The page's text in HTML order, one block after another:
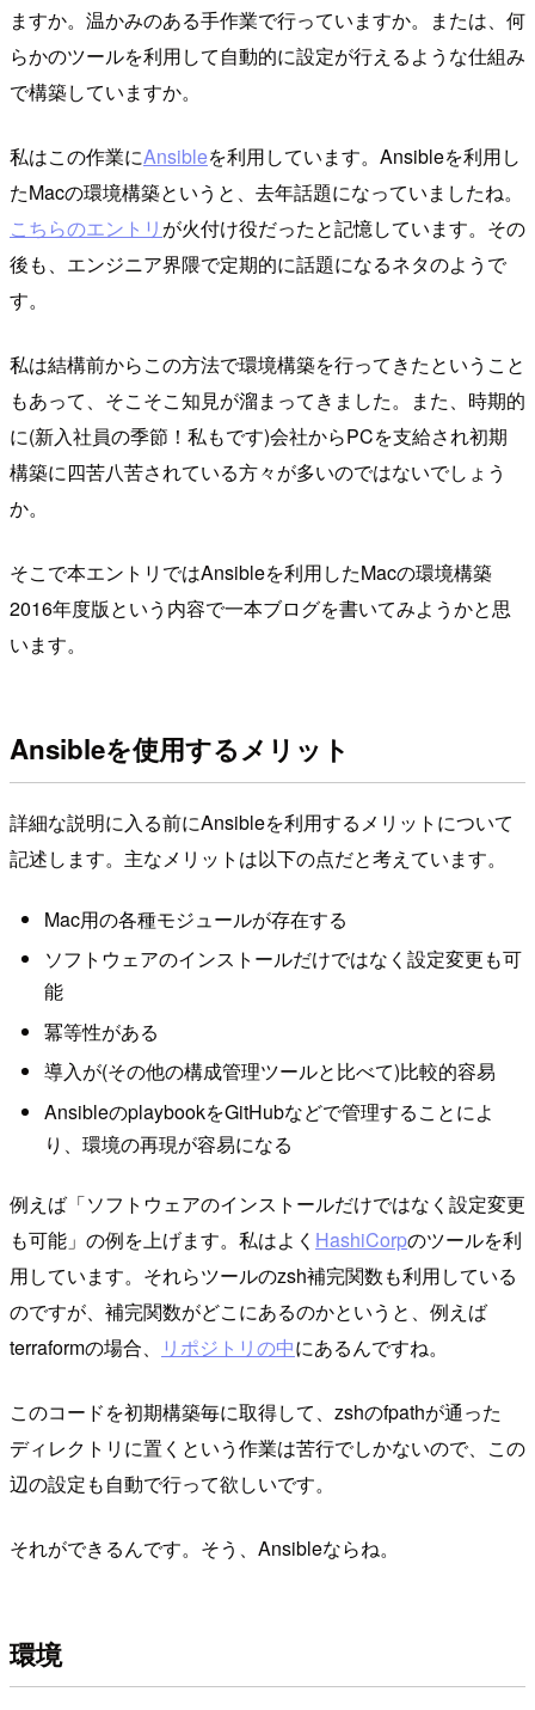
ますか。温かみのある手作業で行っていますか。または、何
らかのツールを利用して自動的に設定が行えるような仕組み
で構築していますか。
私はこの作業にAnsibleを利用しています。Ansibleを利用し
たMacの環境構築というと、去年話題になっていましたね。
こちらのエントリ が火付け役だったと記憶しています。その
後も、エンジニア界隈で定期的に話題になるネタのようで
す。
私は結構前からこの方法で環境構築を行ってきたということ
もあって、そこそこ知見が溜まってきました。また、時期的
に(新入社員の季節！私もです)会社からPCを支給され初期
構築に四苦八苦されている方々が多いのではないでしょう
か。
そこで本エントリではAnsibleを利用したMacの環境構築
2016年度版という内容で一本ブログを書いてみようかと思
います。
Ansibleを使用するメリット
詳細な説明に入る前にAnsibleを利用するメリットについて
記述します。主なメリットは以下の点だと考えています。
Mac用の各種モジュールが存在する
ソフトウェアのインストールだけではなく設定変更も可
能
冪等性がある
導入が(その他の構成管理ツールと比べて)比較的容易
AnsibleのplaybookをGitHubなどで管理することによ
り、環境の再現が容易になる
例えば「ソフトウェアのインストールだけではなく設定変更
も可能」の例を上げます。私はよく HashiCorpのツールを利
用しています。それらツールのzsh補完関数も利用している
のですが、補完関数がどこにあるのかというと、例えば
terraformの場合、
リポジトリの中にあるんですね。
このコードを初期構築毎に取得して、zshのfpathが通った
ディレクトリに置くという作業は苦行でしかないので、この
辺の設定も自動で行って欲しいです。
それができるんです。そう、Ansibleならね。
環境